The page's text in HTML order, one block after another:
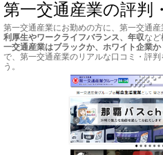
第一交通産業の評判
第一交通産業にお勤めの方に、第一交通産
利厚生やワークライフバランス、年収など
一交通産業はブラックか、ホワイト企業か
で、第一交通産業のリアルな口コミ・評
う。